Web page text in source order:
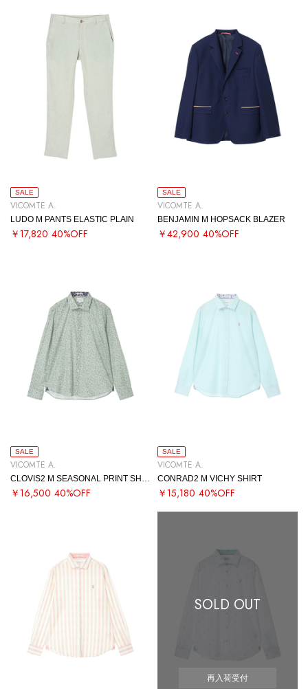
SALE
VICOMTE A.
LUDO M PANTS ELASTIC PLAIN
￥17,820 40%OFF
SALE
VICOMTE A.
BENJAMIN M HOPSACK BLAZER
￥42,900 40%OFF
SALE
VICOMTE A.
￥16,500 40%OFF
SALE
VICOMTE A.
CONRAD2 M VICHY SHIRT
￥15,180 40%OFF
SOLD OUT
再入荷受付